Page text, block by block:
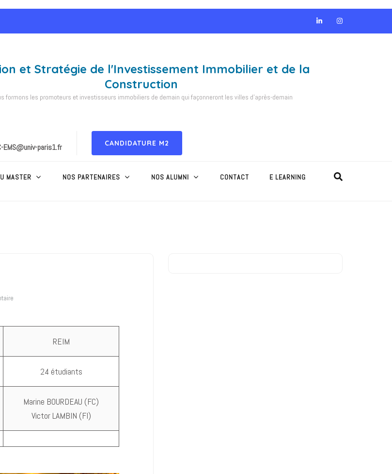
et Stratégie de l'Investissement Immobilier et de la
Construction
formons les promoteurs et investisseurs immobiliers de demain qui façonneront les villes d'après-demain
EMS@univ-paris1.fr CANDIDATURE M2
MASTER NOS PARTENAIRES NOS ALUMNI CONTACT E LEARNING
REIM
24 étudiants
Marine BOURDEAU (FC)
Victor LAMBIN (FI)